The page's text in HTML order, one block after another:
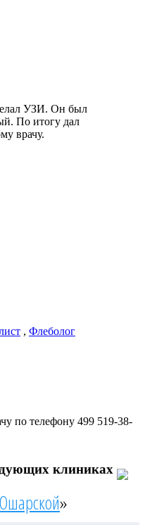
УЗИ. Он был
По итогу дал
врачу.
, Флеболог
по телефону 499 519-38-
клиниках
»